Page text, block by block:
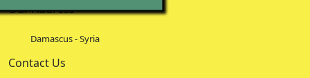
Our Address
Damascus - Syria
Contact Us